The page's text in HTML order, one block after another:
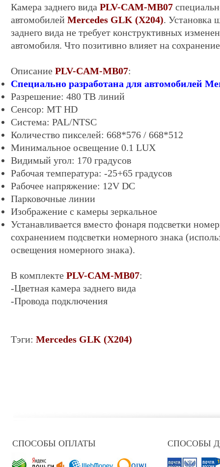
Камера заднего вида PLV-CAM-MB07
автомобилей Mercedes GLK (X204). Установка
заднего вида не требует конструктивных
автомобиля. Что позитивно влияет на
Описание PLV-CAM-MB07:
Специально разработана для автомобилей
Разрешение: 480 ТВ линий
Сенсор: MT HD
Система: PAL/NTSC
Количество пикселей: 668*576 / 668*512
Минимальное освещение 0.1 LUX
Видимый угол: 170 градусов
Рабочая температура: -25+65 градусов
Рабочее напряжение: 12V DC
Парковочные линии
Изображение с камеры зеркальное
Устанавливается вместо фонаря подсветки
сохранением подсветки номерного знака
освещения номерного знака).
В комплекте PLV-CAM-MB07:
-Цветная камера заднего вида
-Провода подключения
Тэги: Mercedes GLK (X204)
СПОСОБЫ ОПЛАТЫ СПОСОБЫ